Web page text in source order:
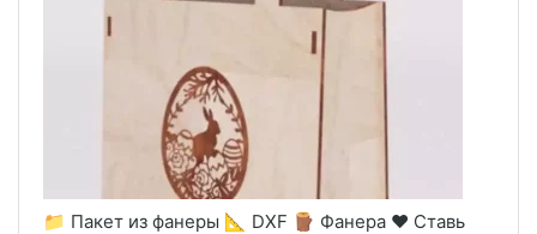
📁 Пакет из фанеры 📐 DXF 🪵 Фанера ❤️ Ставь